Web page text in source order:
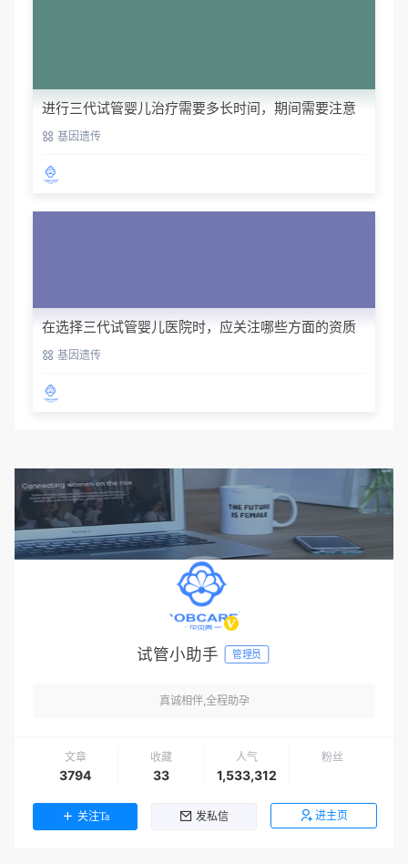
进行三代试管婴儿治疗需要多长时间，期间需要注意
哪些事项？
基因遗传
在选择三代试管婴儿医院时，应关注哪些方面的资质
和信誉？
基因遗传
试管小助手 管理员
真诚相伴,全程助孕
文章
3794
收藏
33
人气
1,533,312
粉丝
关注Ta 发私信 进主页